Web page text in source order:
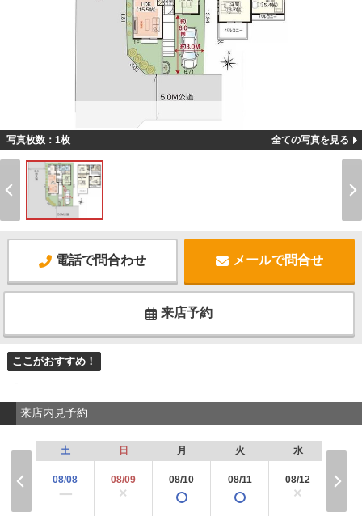
-
写真枚数：1枚 全ての写真を見る
電話で問合わせ メールで問合せ
来店予約
ここがおすすめ！
-
来店内見予約
土
08/08
ー
日
08/09
×
月
08/10
火
08/11
水
08/12
×